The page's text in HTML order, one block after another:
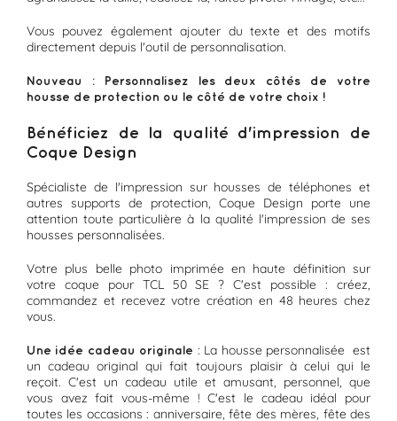
Vous pouvez également ajouter du texte et des motifs
directement depuis l'outil de personnalisation.
Nouveau : Personnalisez les deux côtés de votre
housse de protection ou le côté de votre choix !
Bénéficiez de la qualité d'impression de
Coque Design
Spécialiste de l'impression sur housses de téléphones et
autres supports de protection, Coque Design porte une
attention toute particulière à la qualité l'impression de ses
housses personnalisées.
Votre plus belle photo imprimée en haute définition sur
votre coque pour TCL 50 SE ? C'est possible : créez,
commandez et recevez votre création en 48 heures chez
vous.
Une idée cadeau originale : La housse personnalisée est
un cadeau original qui fait toujours plaisir à celui qui le
reçoit. C'est un cadeau utile et amusant, personnel, que
vous avez fait vous-même ! C'est le cadeau idéal pour
toutes les occasions : anniversaire, fête des mères, fête des